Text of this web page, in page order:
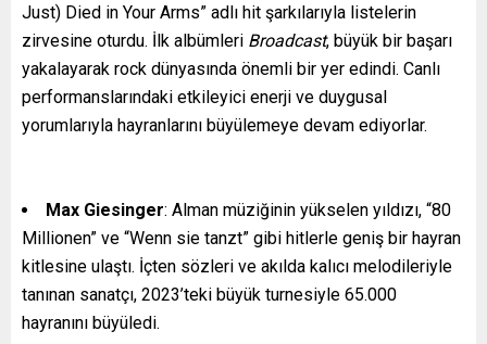
Just) Died in Your Arms” adlı hit şarkılarıyla listelerin
zirvesine oturdu. İlk albümleri Broadcast, büyük bir başarı
yakalayarak rock dünyasında önemli bir yer edindi. Canlı
performanslarındaki etkileyici enerji ve duygusal
yorumlarıyla hayranlarını büyülemeye devam ediyorlar.
Max Giesinger: Alman müziğinin yükselen yıldızı, “80
Millionen” ve “Wenn sie tanzt” gibi hitlerle geniş bir hayran
kitlesine ulaştı. İçten sözleri ve akılda kalıcı melodileriyle
tanınan sanatçı, 2023’teki büyük turnesiyle 65.000
hayranını büyüledi.